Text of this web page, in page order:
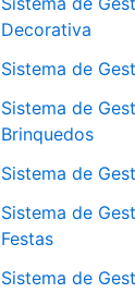
Decorativa
Sistema de
Sistema de
Brinquedos
Sistema de
Sistema de
Festas
Sistema de